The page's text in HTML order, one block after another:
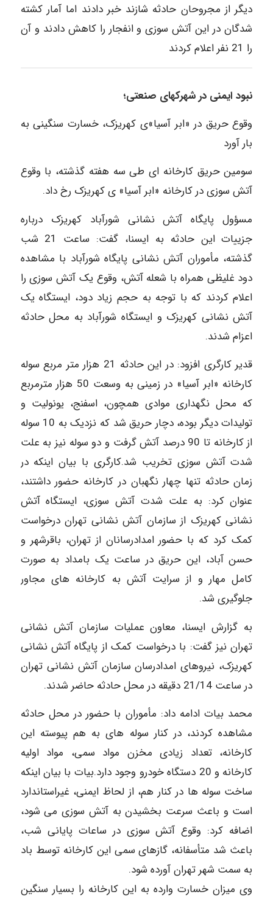
دیگر از مجروحان حادثه شازند خبر دادند اما آمار ‏کشته
شدگان در این آتش سوزی و انفجار را کاهش دادند و آن
را 21 نفر اعلام کردند
نبود ایمنی در شهرکهای صنعتی؛
وقوع حریق در «ابر آسیا»ی کهریزک، خسارت سنگینی به
بار آورد
سومین حریق کارخانه ای طی سه هفته گذشته، با وقوع
آتش سوزی در کارخانه «ابر آسیا» ی کهریزک رخ داد.
مسؤول پایگاه آتش نشانی شورآباد کهریزک درباره
جزییات این حادثه به ایسنا، گفت: ساعت 21 شب
گذشته، مأموران آتش نشانی پایگاه شورآباد با مشاهده
دود غلیظی همراه با شعله آتش، وقوع یک آتش سوزی را
اعلام کردند که با توجه به حجم زیاد دود، ایستگاه یک
آتش نشانی کهریزک و ایستگاه شورآباد به محل حادثه
اعزام شدند.
قدیر کارگری افزود: در این حادثه 21 هزار متر مربع سوله
کارخانه «ابر آسیا» در زمینی به وسعت 50 هزار مترمربع
که محل نگهداری موادی همچون، اسفنج، یونولیت و
تولیدات دیگر بوده، دچار حریق شد که نزدیک به 10 سوله
از کارخانه تا 90 درصد آتش گرفت و دو سوله نیز به علت
شدت آتش سوزی تخریب شد.کارگری با بیان اینکه در
زمان حادثه تنها چهار نگهبان در کارخانه حضور داشتند،
عنوان کرد: به علت شدت آتش سوزی، ایستگاه آتش
نشانی کهریزک از سازمان آتش نشانی تهران درخواست
کمک کرد که با حضور امدادرسانان از تهران، باقرشهر و
حسن آباد، این حریق در ساعت یک بامداد به صورت
کامل مهار و از سرایت آتش به کارخانه های مجاور
جلوگیری شد.
به گزارش ایسنا، معاون عملیات سازمان آتش نشانی
تهران نیز گفت: با درخواست کمک از پایگاه آتش نشانی
کهریزک، نیروهای امدادرسان سازمان آتش نشانی تهران
در ساعت 21/14 دقیقه در محل حادثه حاضر شدند.
محمد بیات ادامه داد: مأموران با حضور در محل حادثه
مشاهده کردند، در کنار سوله های به هم پیوسته این
کارخانه، تعداد زیادی مخزن مواد سمی، مواد اولیه
کارخانه و 20 دستگاه خودرو وجود دارد.بیات با بیان اینکه
ساخت سوله ها در کنار هم، از لحاظ ایمنی، غیراستاندارد
است و باعث سرعت بخشیدن به آتش سوزی می شود،
اضافه کرد: وقوع آتش سوزی در ساعات پایانی شب،
باعث شد متأسفانه، گازهای سمی این کارخانه توسط باد
به سمت شهر تهران آورده شود.
وی میزان خسارت وارده به این کارخانه را بسیار سنگین